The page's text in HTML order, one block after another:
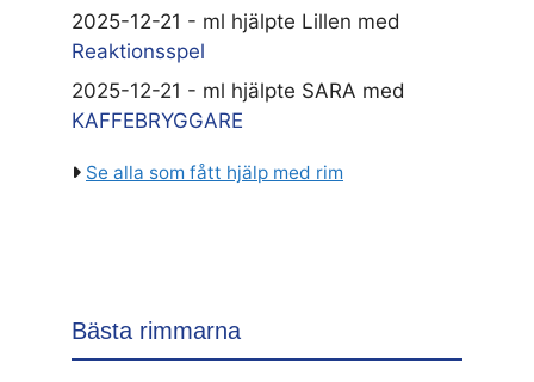
2025-12-21 - ml hjälpte Lillen med
Reaktionsspel
2025-12-21 - ml hjälpte SARA med
KAFFEBRYGGARE
Se alla som fått hjälp med rim
Bästa rimmarna